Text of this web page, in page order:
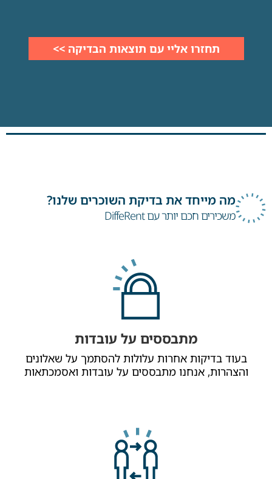
מה מייחד את בדיקת השוכרים שלנו?
משכירים חכם יותר עם DiffeRent
מתבססים על עובדות
בעוד בדיקות אחרות עלולות להסתמך על שאלונים
והצהרות, אנחנו מתבססים על עובדות ואסמכתאות